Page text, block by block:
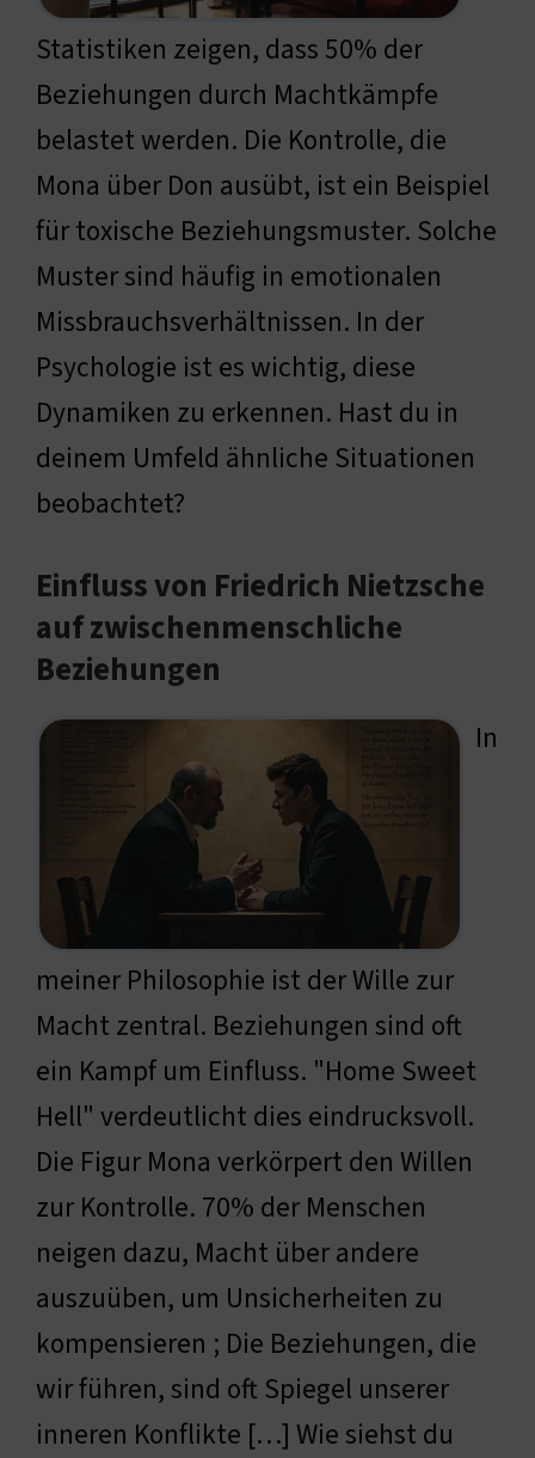
Statistiken zeigen, dass 50% der
Beziehungen durch Machtkämpfe
belastet werden. Die Kontrolle, die
Mona über Don ausübt, ist ein Beispiel
für toxische Beziehungsmuster. Solche
Muster sind häufig in emotionalen
Missbrauchsverhältnissen. In der
Psychologie ist es wichtig, diese
Dynamiken zu erkennen. Hast du in
deinem Umfeld ähnliche Situationen
beobachtet?
Einfluss von Friedrich Nietzsche
auf zwischenmenschliche
Beziehungen
In
meiner Philosophie ist der Wille zur
Macht zentral. Beziehungen sind oft
ein Kampf um Einfluss. "Home Sweet
Hell" verdeutlicht dies eindrucksvoll.
Die Figur Mona verkörpert den Willen
zur Kontrolle. 70% der Menschen
neigen dazu, Macht über andere
auszuüben, um Unsicherheiten zu
kompensieren ; Die Beziehungen, die
wir führen, sind oft Spiegel unserer
inneren Konflikte […] Wie siehst du